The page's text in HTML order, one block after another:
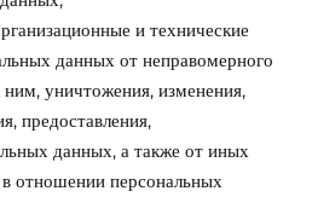
и технические
данных от неправомерного
уничтожения, изменения,
предоставления,
данных, а также от иных
отношении персональных